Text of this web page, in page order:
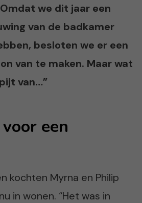
we dit jaar een
van de badkamer
besloten we er een
van te maken. Maar wat
van…”
een
kochten Myrna en Philip
in wonen. “Het was in